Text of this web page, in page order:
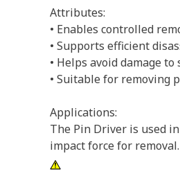
Attributes:
• Enables controlled
• Supports efficient
• Helps avoid damage
• Suitable for removing
Applications:
The Pin Driver is used
impact force for removal.